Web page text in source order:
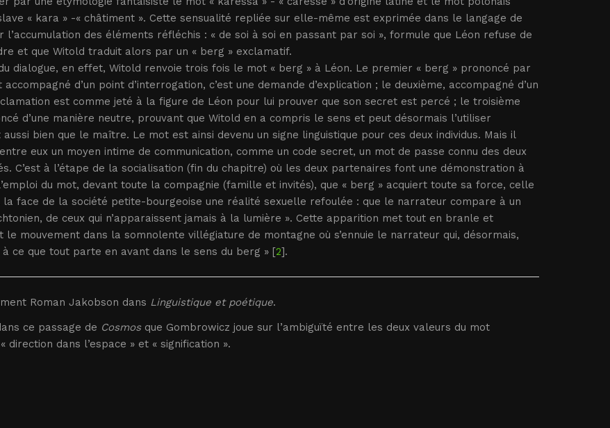
« kara » -« châtiment ». Cette sensualité repliée sur elle-même est exprimée dans le langage de
l’accumulation des éléments réfléchis : « de soi à soi en passant par soi », formule que Léon refuse de
et que Witold traduit alors par un « berg » exclamatif.
dialogue, en effet, Witold renvoie trois fois le mot « berg » à Léon. Le premier « berg » prononcé par
d’un point d’interrogation, c’est une demande d’explication ; le deuxième, accompagné d’un
est comme jeté à la figure de Léon pour lui prouver que son secret est percé ; le troisième
d’une manière neutre, prouvant que Witold en a compris le sens et peut désormais l’utiliser
bien que le maître. Le mot est ainsi devenu un signe linguistique pour ces deux individus. Mais il
eux un moyen intime de communication, comme un code secret, un mot de passe connu des deux
C’est à l’étape de la socialisation (fin du chapitre) où les deux partenaires font une démonstration à
du mot, devant toute la compagnie (famille et invités), que « berg » acquiert toute sa force, celle
la face de la société petite-bourgeoise une réalité sexuelle refoulée : que le narrateur compare à un
de ceux qui n’apparaissent jamais à la lumière ». Cette apparition met tout en branle et
le mouvement dans la somnolente villégiature de montagne où s’ennuie le narrateur qui, désormais,
à ce que tout parte en avant dans le sens du berg » [2].
Roman Jakobson dans Linguistique et poétique.
ce passage de Cosmosque Gombrowicz joue sur l’ambiguïté entre les deux valeurs du mot
direction dans l’espace » et « signification ».